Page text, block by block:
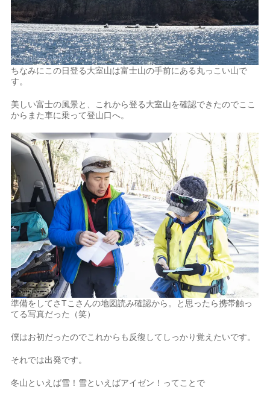
ちなみにこの日登る大室山は富士山の手前にある丸っこい山で
す。
美しい富士の風景と、これから登る大室山を確認できたのでここ
からまた車に乗って登山口へ。
準備をしてさTこさんの地図読み確認から。と思ったら携帯触っ
てる写真だった（笑）
僕はお初だったのでこれからも反復してしっかり覚えたいです。
それでは出発です。
冬山といえば雪！雪といえばアイゼン！ってことで